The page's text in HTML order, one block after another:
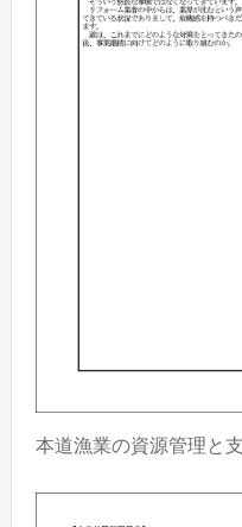
本道漁業の資源管理と